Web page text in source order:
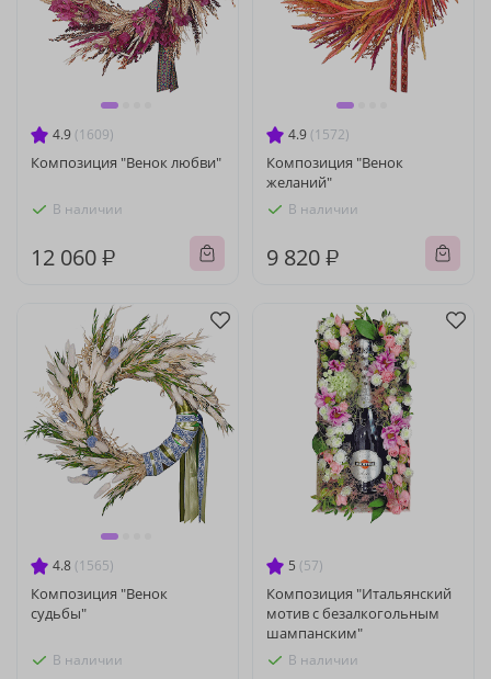
4.9 (1609)
Композиция "Венок любви"
В наличии
12 060 ₽
4.9 (1572)
Композиция "Венок
желаний"
В наличии
9 820 ₽
4.8 (1565)
Композиция "Венок
судьбы"
В наличии
5 (57)
Композиция "Итальянский
мотив с безалкогольным
шампанским"
В наличии